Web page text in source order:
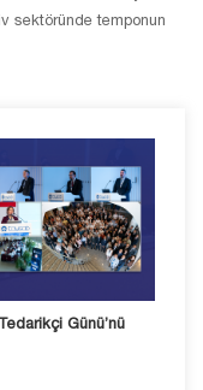
sektöründe temponun
Günü’nü